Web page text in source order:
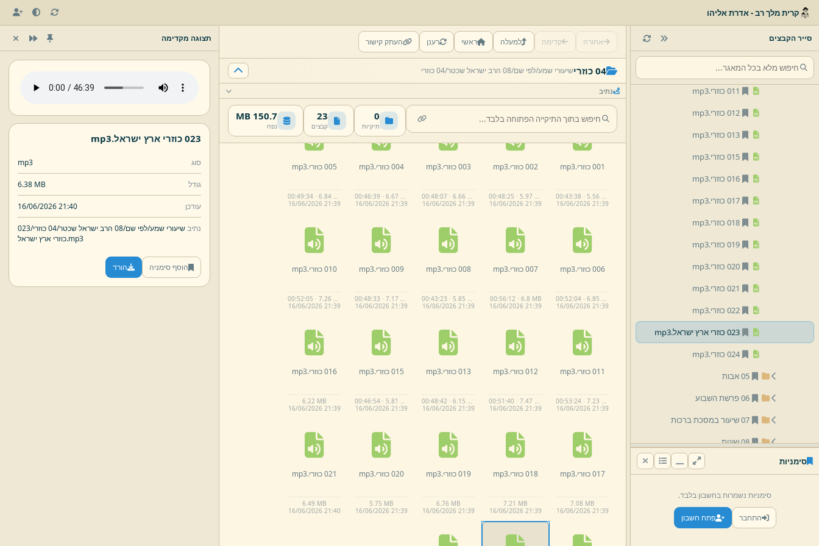
קרית מלך רב - אדרת אליהו
סייר הקבצים
008 כוזרי.
mp3
010 כוזרי.
011 כוזרי.
mp3
012 כוזרי.
mp3
013 כוזרי.
mp3
015 כוזרי.
mp3
016 כוזרי.
mp3
017 כוזרי.
mp3
018 כוזרי.
mp3
019 כוזרי.
mp3
020 כוזרי.
mp3
021 כוזרי.
mp3
022 כוזרי.
mp3
023 כוזרי ארץ ישראל.
mp3
024 כוזרי.
mp3
05 אבות
06 פרשת השבוע
07 שיעור במסכת ברכות
08 שונות
12 הרב אברהם ציטרין
13 הרב אליעזר וייס
סימניות
סימניות נשמרות בחשבון בלבד.
התחבר פתח חשבון
אחורה קדימה למעלה ראשי רענן העתק קישור
04 כוזרי שיעורי שמע/לפי שם/08 הרב ישראל שכטר/ 04 כוזרי
נתיב
0
תיקיות
23
קבצים
150.7 MB
נפח
001 כוזרי. mp3
00:43:38 · 5.56 MB
16/06/2026 21:39
002 כוזרי. mp3
00:48:25 · 5.97 MB
16/06/2026 21:39
003 כוזרי. mp3
00:48:07 · 6.66 MB
16/06/2026 21:39
004 כוזרי. mp3
00:46:39 · 6.67 MB
16/06/2026 21:39
005 כוזרי. mp3
00:49:34 · 6.84 MB
16/06/2026 21:39
006 כוזרי. mp3
00:52:04 · 6.85 MB
16/06/2026 21:39
007 כוזרי. mp3
00:56:12 · 6.8 MB
16/06/2026 21:39
008 כוזרי. mp3
00:43:23 · 5.85 MB
16/06/2026 21:39
009 כוזרי. mp3
00:48:33 · 7.17 MB
16/06/2026 21:39
010 כוזרי. mp3
00:52:05 · 7.26 MB
16/06/2026 21:39
011 כוזרי. mp3
00:53:24 · 7.23 MB
16/06/2026 21:39
012 כוזרי. mp3
00:51:40 · 7.47 MB
16/06/2026 21:39
013 כוזרי. mp3
00:48:42 · 6.15 MB
16/06/2026 21:39
015 כוזרי. mp3
00:46:54 · 5.81 MB
16/06/2026 21:39
016 כוזרי. mp3
6.22 MB
16/06/2026 21:39
017 כוזרי. mp3
7.08 MB
16/06/2026 21:39
018 כוזרי. mp3
7.21 MB
16/06/2026 21:39
019 כוזרי. mp3
6.76 MB
16/06/2026 21:39
020 כוזרי. mp3
5.75 MB
16/06/2026 21:39
021 כוזרי. mp3
6.49 MB
16/06/2026 21:40
תצוגה מקדימה
023 כוזרי ארץ ישראל. mp3
סוג mp3
גודל 6.38 MB
עודכן 16/06/2026 21:40
נתיבשיעורי שמע/לפי שם/08 הרב ישראל שכטר/ 04 כוזרי/
023
כוזרי ארץ ישראל.mp3
הוסף סימניה הורד